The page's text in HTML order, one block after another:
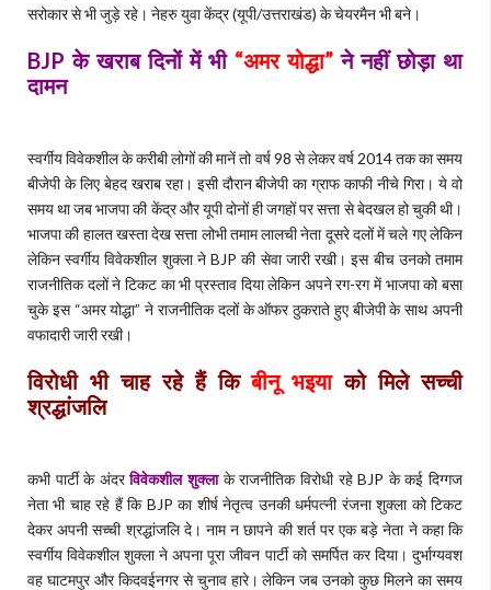
सरोकार से भी जुड़े रहे। नेहरु युवा केंद्र (यूपी/उत्तराखंड) के चेयरमैन भी बने।
BJPके खराब दिनों में भी “अमर योद्धा” ने नहीं छोड़ा था
दामन
स्वर्गीय विवेकशील के करीबी लोगों की मानें तो वर्ष 98 से लेकर वर्ष 2014 तक का समय
बीजेपी के लिए बेहद खराब रहा। इसी दौरान बीजेपी का ग्राफ काफी नीचे गिरा। ये वो
समय था जब भाजपा की केंद्र और यूपी दोनों ही जगहों पर सत्ता से बेदखल हो चुकी थी।
भाजपा की हालत खस्ता देख सत्ता लोभी तमाम लालची नेता दूसरे दलों में चले गए लेकिन
लेकिन स्वर्गीय विवेकशील शुक्ला ने BJP की सेवा जारी रखी। इस बीच उनको तमाम
राजनीतिक दलों ने टिकट का भी प्रस्ताव दिया लेकिन अपने रग-रग में भाजपा को बसा
चुके इस “अमर योद्धा” ने राजनीतिक दलों के ऑफर ठुकराते हुए बीजेपी के साथ अपनी
वफादारी जारी रखी।
विरोधी भी चाह रहे हैं किबीनू भइयाको मिले सच्ची
श्रद्धांजलि
कभी पार्टी के अंदरविवेकशील शुक्लाके राजनीतिक विरोधी रहे BJP के कई दिग्गज
नेता भी चाह रहे हैं कि BJP का शीर्ष नेतृत्व उनकी धर्मपत्नी रंजना शुक्ला को टिकट
देकर अपनी सच्ची श्रद्धांजलि दे। नाम न छापने की शर्त पर एक बड़े नेता ने कहा कि
स्वर्गीय विवेकशील शुक्ला ने अपना पूरा जीवन पार्टी को समर्पित कर दिया। दुर्भाग्यवश
वह घाटमपुर और किदवईनगर से चुनाव हारे। लेकिन जब उनको कुछ मिलने का समय